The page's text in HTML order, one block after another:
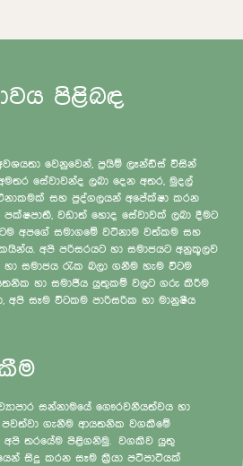
පිළිබඳ
වෙනුවෙන්, ප්‍රයිම් ලෑන්ඩ්ස් විසින්
සේවාවන්ද ලබා දෙන අතර, මුදල්
සහ පුද්ගලයන් අපේක්ෂා කරන
වඩාත් හොද සේවාවක් ලබා දීමට
අපගේ සමාගමේ වටිනාම වත්කම සහ
අපි පරිසරයට හා සමාජයට අනුකූලව
සමාජය රැක බලා ගනීම හැම විටම
හා සමාජීය යුතුකම් වලට ගරු කිරීම
සෑම විටකම පාරිසරික හා මානුෂීය
සන්නාමයේ ගෞරවනීයත්වය හා
ගැනීම ආයතනික වගකීමේ
අපි තරයේම පිළිගනිමු. වගකිව යුතු
සිදු කරන සෑම ක්‍රියා පටිපාටියක්